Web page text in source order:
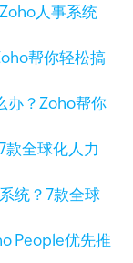
人事系统
办？Zoho帮你
统？7款全球